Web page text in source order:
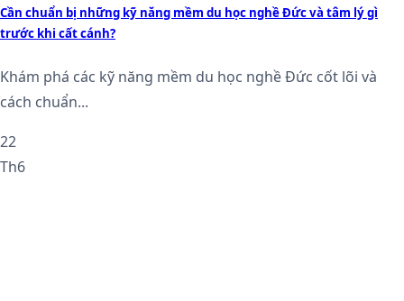
Cần chuẩn bị những kỹ năng mềm du học nghề Đức và tâm lý gì
trước khi cất cánh?
Khám phá các kỹ năng mềm du học nghề Đức cốt lõi và
cách chuẩn...
22
Th6